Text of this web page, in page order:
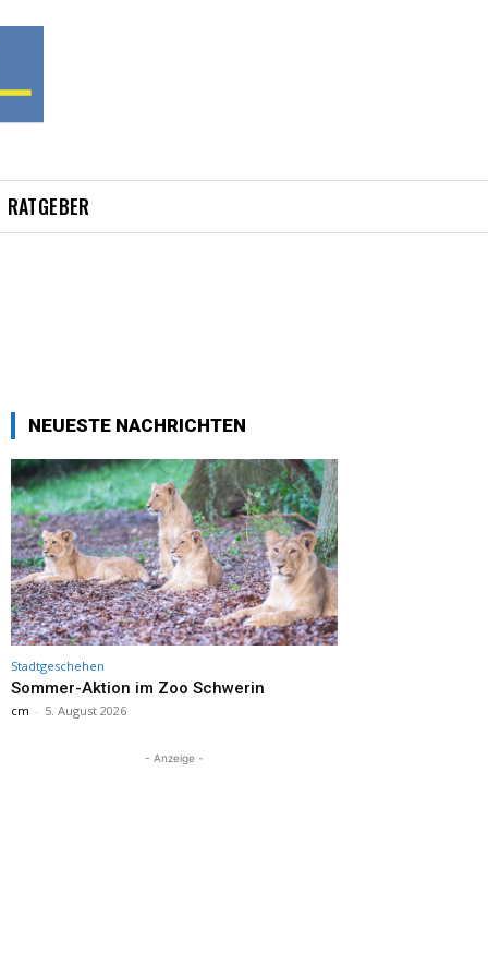
RATGEBER
NEUESTE NACHRICHTEN
Stadtgeschehen
Sommer-Aktion im Zoo Schwerin
cm - 5. August 2026
- Anzeige -